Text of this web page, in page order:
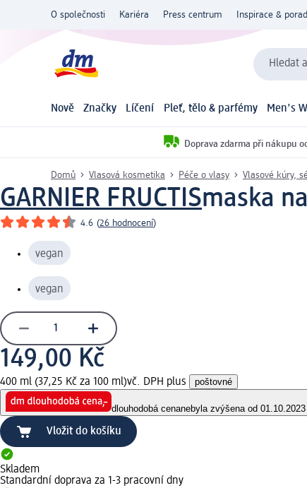
O společnosti Kariéra Press centrum Inspirace &
Hledat
Nově Značky Líčení Pleť, tělo & parfémy Men's
Doprava zdarma při nákupu
Domů Vlasová kosmetika Péče o vlasy Vlasové kúry,
GARNIER FRUCTISmaska
4.6 (26 hodnocení)
vegan
vegan
149,00 Kč
400 ml (37,25 Kč za 100 ml)vč. DPH plus poštovné
dlouhodobá cenanebyla zvýšena od 01.10.2023
Vložit do košíku
Skladem
Standardní doprava za 1-3 pracovní dny